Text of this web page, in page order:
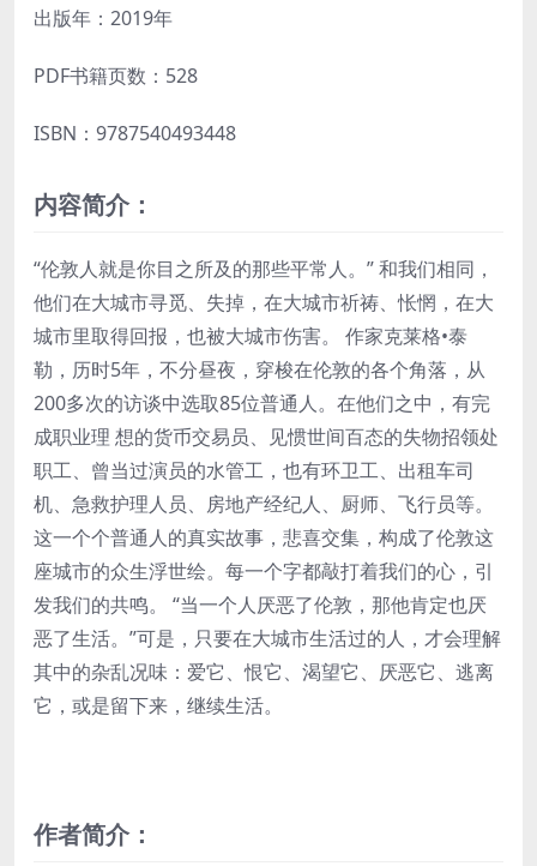
出版年：2019年
PDF书籍页数：528
ISBN：9787540493448
内容简介：
“伦敦人就是你目之所及的那些平常人。” 和我们相同，
他们在大城市寻觅、失掉，在大城市祈祷、怅惘，在大
城市里取得回报，也被大城市伤害。 作家克莱格•泰
勒，历时5年，不分昼夜，穿梭在伦敦的各个角落，从
200多次的访谈中选取85位普通人。在他们之中，有完
成职业理 想的货币交易员、见惯世间百态的失物招领处
职工、曾当过演员的水管工，也有环卫工、出租车司
机、急救护理人员、房地产经纪人、厨师、飞行员等。
这一个个普通人的真实故事，悲喜交集，构成了伦敦这
座城市的众生浮世绘。每一个字都敲打着我们的心，引
发我们的共鸣。 “当一个人厌恶了伦敦，那他肯定也厌
恶了生活。”可是，只要在大城市生活过的人，才会理解
其中的杂乱况味：爱它、恨它、渴望它、厌恶它、逃离
它，或是留下来，继续生活。
作者简介：